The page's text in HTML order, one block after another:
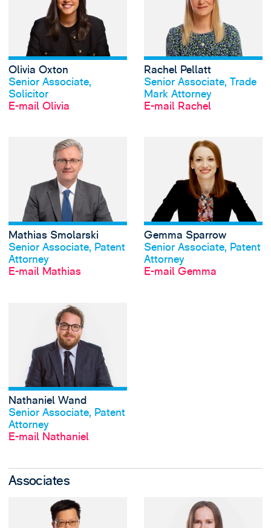
Olivia Oxton
Senior Associate,
Solicitor
E-mail Olivia
Profil anschauen
Rachel Pellatt
Senior Associate, Trade
Mark Attorney
E-mail Rachel
Profil anschauen
Mathias Smolarski
Senior Associate, Patent
Attorney
E-mail Mathias
View Mathias
Profil anschauen
Gemma Sparrow
Senior Associate, Patent
Attorney
E-mail Gemma
Profil anschauen
Nathaniel Wand
Senior Associate, Patent
Attorney
E-mail Nathaniel
Associates
View Nigel Lee's